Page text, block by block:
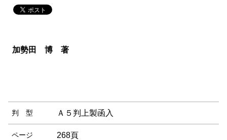
加勢田 博 著
判 型 Ａ５判上製函入
ページ 268頁